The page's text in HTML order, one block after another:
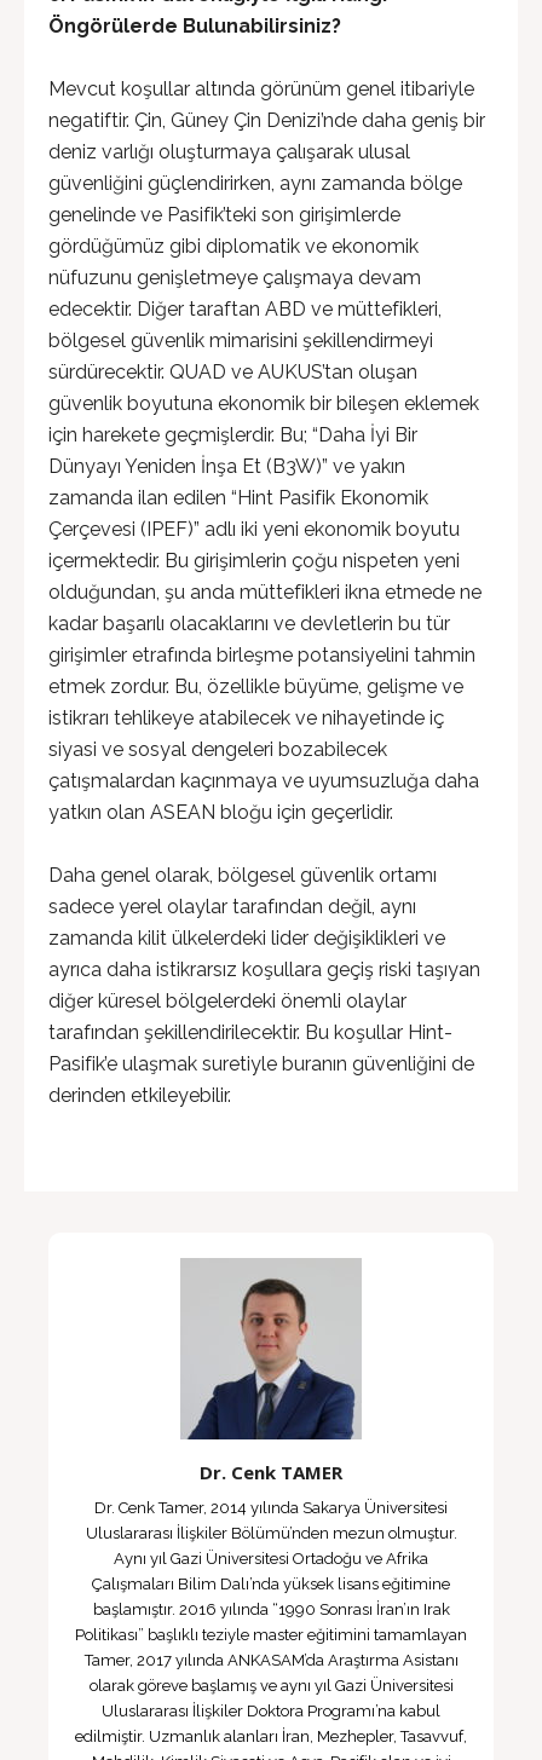
Öngörülerde Bulunabilirsiniz?
Mevcut koşullar altında görünüm genel itibariyle
negatiftir. Çin, Güney Çin Denizi’nde daha geniş bir
deniz varlığı oluşturmaya çalışarak ulusal
güvenliğini güçlendirirken, aynı zamanda bölge
genelinde ve Pasifik’teki son girişimlerde
gördüğümüz gibi diplomatik ve ekonomik
nüfuzunu genişletmeye çalışmaya devam
edecektir. Diğer taraftan ABD ve müttefikleri,
bölgesel güvenlik mimarisini şekillendirmeyi
sürdürecektir. QUAD ve AUKUS’tan oluşan
güvenlik boyutuna ekonomik bir bileşen eklemek
için harekete geçmişlerdir. Bu; “Daha İyi Bir
Dünyayı Yeniden İnşa Et (B3W)” ve yakın
zamanda ilan edilen “Hint Pasifik Ekonomik
Çerçevesi (IPEF)” adlı iki yeni ekonomik boyutu
içermektedir. Bu girişimlerin çoğu nispeten yeni
olduğundan, şu anda müttefikleri ikna etmede ne
kadar başarılı olacaklarını ve devletlerin bu tür
girişimler etrafında birleşme potansiyelini tahmin
etmek zordur. Bu, özellikle büyüme, gelişme ve
istikrarı tehlikeye atabilecek ve nihayetinde iç
siyasi ve sosyal dengeleri bozabilecek
çatışmalardan kaçınmaya ve uyumsuzluğa daha
yatkın olan ASEAN bloğu için geçerlidir.
Daha genel olarak, bölgesel güvenlik ortamı
sadece yerel olaylar tarafından değil, aynı
zamanda kilit ülkelerdeki lider değişiklikleri ve
ayrıca daha istikrarsız koşullara geçiş riski taşıyan
diğer küresel bölgelerdeki önemli olaylar
tarafından şekillendirilecektir. Bu koşullar Hint-
Pasifik’e ulaşmak suretiyle buranın güvenliğini de
derinden etkileyebilir.
Dr. Cenk TAMER
Dr. Cenk Tamer, 2014 yılında Sakarya Üniversitesi
Uluslararası İlişkiler Bölümü’nden mezun olmuştur.
Aynı yıl Gazi Üniversitesi Ortadoğu ve Afrika
Çalışmaları Bilim Dalı’nda yüksek lisans eğitimine
başlamıştır. 2016 yılında “1990 Sonrası İran’ın Irak
Politikası” başlıklı teziyle master eğitimini tamamlayan
Tamer, 2017 yılında ANKASAM’da Araştırma Asistanı
olarak göreve başlamış ve aynı yıl Gazi Üniversitesi
Uluslararası İlişkiler Doktora Programı’na kabul
edilmiştir. Uzmanlık alanları İran, Mezhepler, Tasavvuf,